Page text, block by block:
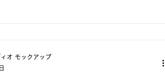
オ モックアップ